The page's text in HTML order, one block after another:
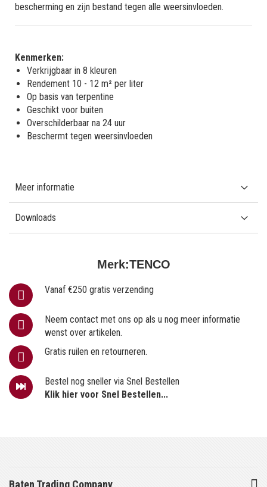
Merk:TENCO
Vanaf €250 gratis verzending
Neem contact met ons op als u nog meer informatie
wenst over artikelen.
Gratis ruilen en retourneren.
Bestel nog sneller via Snel Bestellen
Klik hier voor Snel Bestellen...
bescherming en zijn bestand tegen alle weersinvloeden.
Kenmerken:
Verkrijgbaar in 8 kleuren
Rendement 10 - 12 m² per liter
Op basis van terpentine
Geschikt voor buiten
Overschilderbaar na 24 uur
Beschermt tegen weersinvloeden
Meer informatie
Downloads
Baten Trading Company